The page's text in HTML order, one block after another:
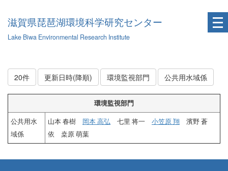
滋賀県琵琶湖環境科学研究センター
Lake Biwa Environmental Research Institute
20件 更新日時(降順) 環境監視部門 公共用水域係
環境監視部門
公共用水
域係
山本 春樹 岡本 高弘 七里 将一 小笠原 翔 濱野 蒼
依 桒原 萌葉